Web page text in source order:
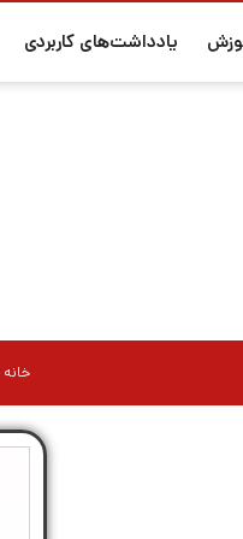
یادداشت‌های کاربردی
خانه